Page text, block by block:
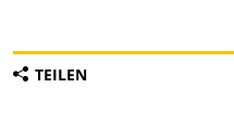
TEILEN